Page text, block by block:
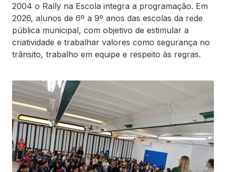
2004 o Rally na Escola integra a programação. Em
2026, alunos de 6º a 9º anos das escolas da rede
pública municipal, com objetivo de estimular a
criatividade e trabalhar valores como segurança no
trânsito, trabalho em equipe e respeito às regras.